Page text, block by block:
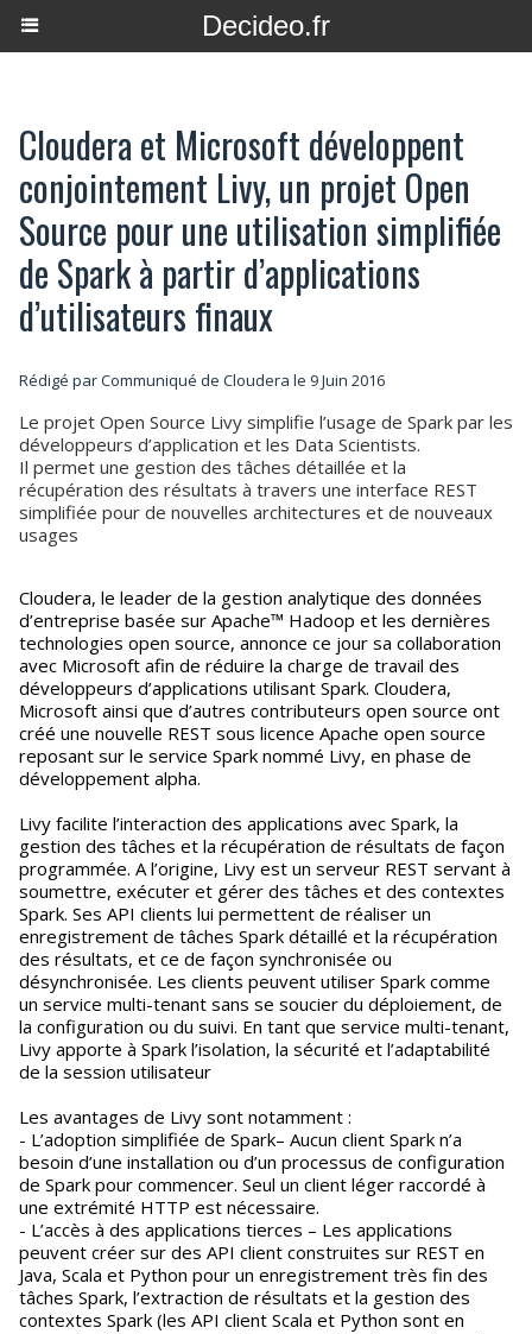
Decideo.fr
Cloudera et Microsoft développent
conjointement Livy, un projet Open
Source pour une utilisation simplifiée
de Spark à partir d’applications
d’utilisateurs finaux
Rédigé par Communiqué de Cloudera le 9 Juin 2016
Le projet Open Source Livy simplifie l’usage de Spark par les
développeurs d’application et les Data Scientists.
Il permet une gestion des tâches détaillée et la
récupération des résultats à travers une interface REST
simplifiée pour de nouvelles architectures et de nouveaux
usages
Cloudera, le leader de la gestion analytique des données
d’entreprise basée sur Apache™ Hadoop et les dernières
technologies open source, annonce ce jour sa collaboration
avec Microsoft afin de réduire la charge de travail des
développeurs d’applications utilisant Spark. Cloudera,
Microsoft ainsi que d’autres contributeurs open source ont
créé une nouvelle REST sous licence Apache open source
reposant sur le service Spark nommé Livy, en phase de
développement alpha.
Livy facilite l’interaction des applications avec Spark, la
gestion des tâches et la récupération de résultats de façon
programmée. A l’origine, Livy est un serveur REST servant à
soumettre, exécuter et gérer des tâches et des contextes
Spark. Ses API clients lui permettent de réaliser un
enregistrement de tâches Spark détaillé et la récupération
des résultats, et ce de façon synchronisée ou
désynchronisée. Les clients peuvent utiliser Spark comme
un service multi-tenant sans se soucier du déploiement, de
la configuration ou du suivi. En tant que service multi-tenant,
Livy apporte à Spark l’isolation, la sécurité et l’adaptabilité
de la session utilisateur
Les avantages de Livy sont notamment :
- L’adoption simplifiée de Spark– Aucun client Spark n’a
besoin d’une installation ou d’un processus de configuration
de Spark pour commencer. Seul un client léger raccordé à
une extrémité HTTP est nécessaire.
- L’accès à des applications tierces – Les applications
peuvent créer sur des API client construites sur REST en
Java, Scala et Python pour un enregistrement très fin des
tâches Spark, l’extraction de résultats et la gestion des
contextes Spark (les API client Scala et Python sont en